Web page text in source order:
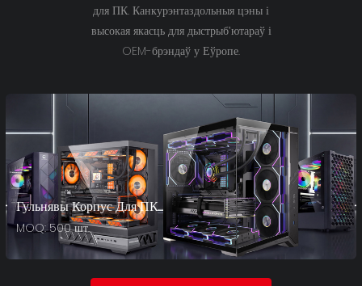
для ПК. Канкурэнтаздольныя цэны і
высокая якасць для дыстрыб'ютараў і
OEM-брэндаў у Еўропе.
Гульнявы ​​корпус Для ПК
MOQ: 500 шт.